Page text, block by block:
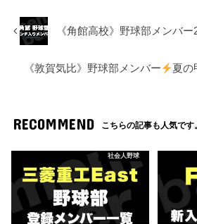
《角館高校》野球部メンバー
《敦賀気比》野球部メンバー 夏の
RECOMMEND こちらの記事も人気です
社会人野球